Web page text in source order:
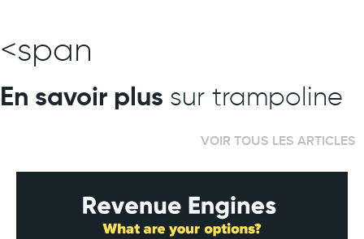
<span
En savoir plus sur trampoline
VOIR TOUS LES ARTICLES